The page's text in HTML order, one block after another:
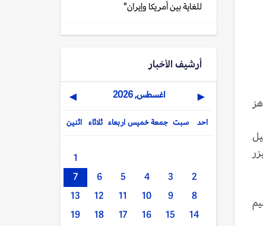
للغاية بين أمريكا وإيران"
أرشيف الأخبار
◀ اغسطس, 2026 ▶
اثنين ثلاثاء اربعاء خميس جمعة سبت احد
1
2
3
4
5
6
7
8
9
10
11
12
13
14
15
16
17
18
19